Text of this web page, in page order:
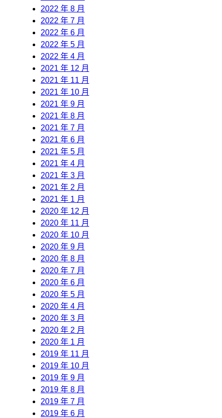
2022 年 8 月
2022 年 7 月
2022 年 6 月
2022 年 5 月
2022 年 4 月
2021 年 12 月
2021 年 11 月
2021 年 10 月
2021 年 9 月
2021 年 8 月
2021 年 7 月
2021 年 6 月
2021 年 5 月
2021 年 4 月
2021 年 3 月
2021 年 2 月
2021 年 1 月
2020 年 12 月
2020 年 11 月
2020 年 10 月
2020 年 9 月
2020 年 8 月
2020 年 7 月
2020 年 6 月
2020 年 5 月
2020 年 4 月
2020 年 3 月
2020 年 2 月
2020 年 1 月
2019 年 11 月
2019 年 10 月
2019 年 9 月
2019 年 8 月
2019 年 7 月
2019 年 6 月